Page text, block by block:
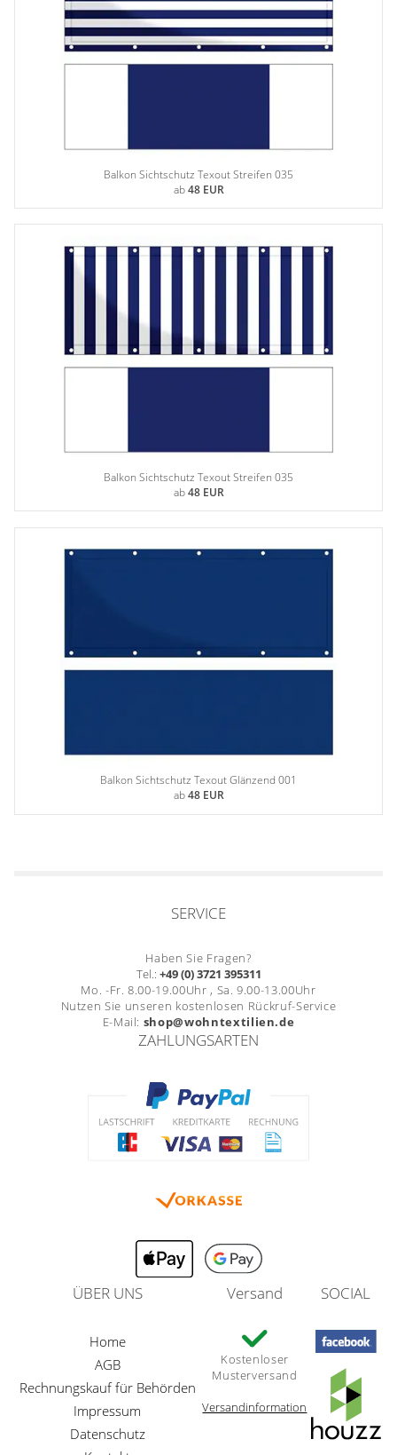
Balkon Sichtschutz Texout Streifen 035
ab48 EUR
Balkon Sichtschutz Texout Streifen 035
ab48 EUR
Balkon Sichtschutz Texout Glänzend 001
ab48 EUR
SERVICE
Haben Sie Fragen?
Tel.: +49 (0) 3721 395311
Mo. -Fr. 8.00-19.00Uhr , Sa. 9.00-13.00Uhr
Nutzen Sie unseren kostenlosen Rückruf-Service
E-Mail: shop@wohntextilien.de
ZAHLUNGSARTEN
ÜBER UNS
Home
AGB
Rechnungskauf für Behörden
Impressum
Datenschutz
Versand
Kostenloser
Musterversand
Versandinformation
SOCIAL